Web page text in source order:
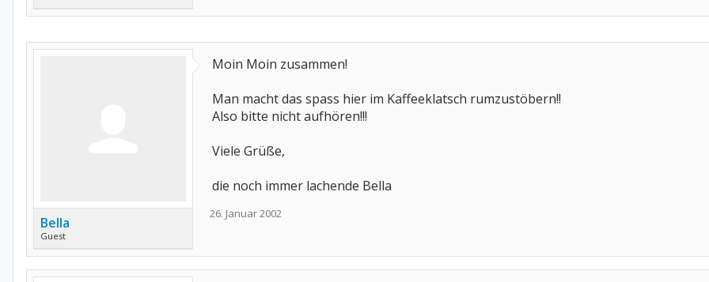
Bella
Guest
Moin Moin zusammen!
Man macht das spass hier im Kaffeeklatsch rumzustöbern!!
Also bitte nicht aufhören!!!
Viele Grüße,
die noch immer lachende Bella
26. Januar 2002